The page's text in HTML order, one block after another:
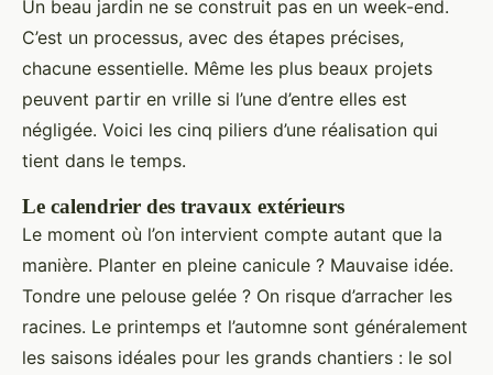
Un beau jardin ne se construit pas en un week-end.
C’est un processus, avec des étapes précises,
chacune essentielle. Même les plus beaux projets
peuvent partir en vrille si l’une d’entre elles est
négligée. Voici les cinq piliers d’une réalisation qui
tient dans le temps.
Le calendrier des travaux extérieurs
Le moment où l’on intervient compte autant que la
manière. Planter en pleine canicule ? Mauvaise idée.
Tondre une pelouse gelée ? On risque d’arracher les
racines. Le printemps et l’automne sont généralement
les saisons idéales pour les grands chantiers : le sol